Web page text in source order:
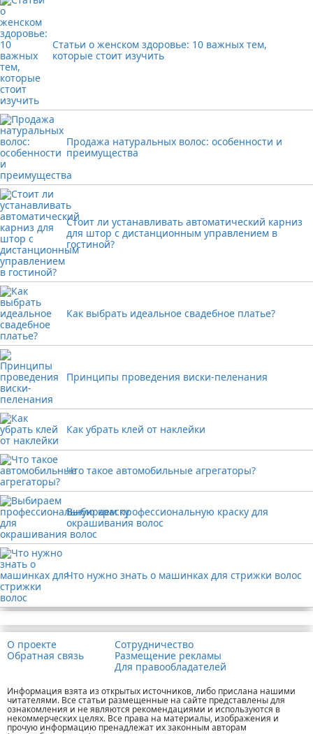
Статьи о женском здоровье: 10 важных тем,
которые стоит изучить
Продажа натуральных волос: особенности и
преимущества
Стоит ли устанавливать автоматический карниз
для штор с дистанционным управлением в
гостиной?
Как выбрать идеальное свадебное платье?
Принципы проведения виски-пеленания
Как убрать клей от наклейки
Что такое автомобильные агрегаторы?
Выбираем профессиональную краску для
окрашивания волос
Что нужно знать о машинках для стрижки волос
О проекте
Обратная связь
Сотрудничество
Размещение рекламы
Для правообладателей
Информация взята из открытых источников, либо прислана нашими
читателями. Все статьи размещенные на сайте представлены для
ознакомления и не являются рекомендациями и используются в
некоммерческих целях. Все права на материалы, изображения и
прочую информацию пренадлежат их законным авторам